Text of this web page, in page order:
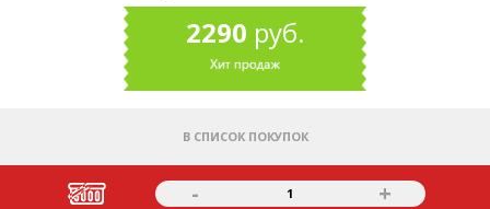
2290 руб.
В СПИСОК ПОКУПОК
- 1 +